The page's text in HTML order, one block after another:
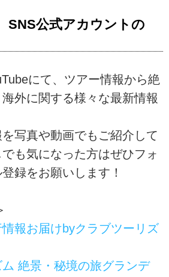
公式アカウントの
にて、ツアー情報から絶
外に関する様々な最新情報
写真や動画でもご紹介して
も気になった方はぜひフォ
録をお願いします！
報お届けbyクラブツーリズ
絶景・秘境の旅グランデ